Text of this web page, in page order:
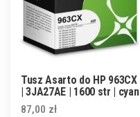
Tusz Asarto do HP 963CX
| 3JA27AE | 1600 str | cyan
87,00 zł